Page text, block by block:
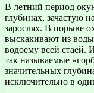
В летний период
глубинах, зачастую
зарослях. В порыве
выскакивают из
водоему всей стаей.
так называемые
значительных
исключительно в